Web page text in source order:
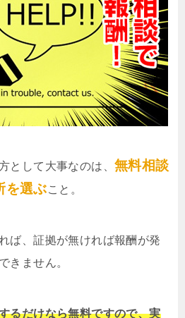
として大事なのは、 無料相談
を選ぶこと。
ば、証拠が無ければ報酬が発
きません。
るだけなら無料ですので、実